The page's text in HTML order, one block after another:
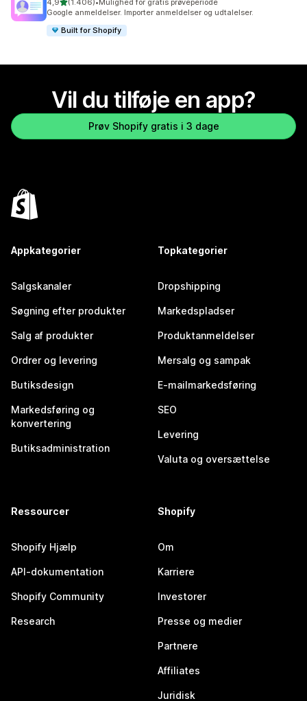
4,9 (1.406)
1406 anmeldelser i alt
•Mulighed for gratis prøveperiode
Google anmeldelser. Importer anmeldelser og udtalelser.
Built for Shopify
Vil du tilføje en app?
Prøv Shopify gratis i 3 dage
Appkategorier
Salgskanaler
Søgning efter produkter
Salg af produkter
Ordrer og levering
Butiksdesign
Markedsføring og
konvertering
Butiksadministration
Topkategorier
Dropshipping
Markedspladser
Produktanmeldelser
Mersalg og sampak
E-mailmarkedsføring
SEO
Levering
Valuta og oversættelse
Ressourcer
Shopify Hjælp
API-dokumentation
Shopify Community
Research
Shopify
Om
Karriere
Investorer
Presse og medier
Partnere
Affiliates
Juridisk